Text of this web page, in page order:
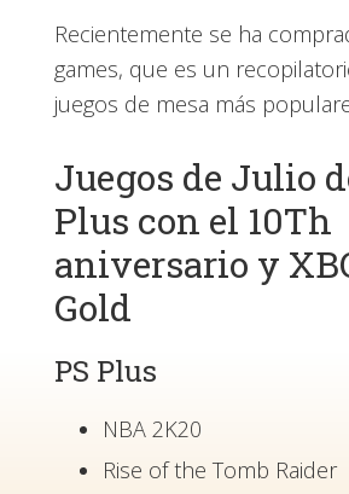
Recientemente se ha
games, que es un
juegos de mesa más
Juegos de Julio
Plus con el 10Th
aniversario y
Gold
PS Plus
NBA 2K20
Rise of the Tomb Raider